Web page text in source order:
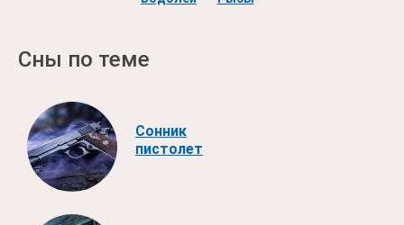
Сны по теме
Сонник
пистолет